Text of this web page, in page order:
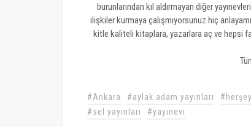
burunlarından kıl aldırmayan diğer
ilişkiler kurmaya çalışmıyorsunuz hiç
kitle kaliteli kitaplara, yazarlara aç ve hepsi
#Ankara #aylak adam yayınları #herşey
#sel yayınları
#yayınevi